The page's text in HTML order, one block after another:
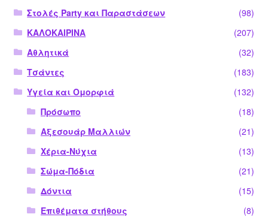
Στολές Party και Παραστάσεων
(98)
ΚΑΛΟΚΑΙΡΙΝΑ
(207)
Αθλητικά
(32)
Τσάντες
(183)
Υγεία και Ομορφιά
(132)
Πρόσωπο
(18)
Αξεσουάρ Μαλλιών
(21)
Χέρια-Νύχια
(13)
Σώμα-Πόδια
(21)
Δόντια
(15)
Επιθέματα στήθους
(8)